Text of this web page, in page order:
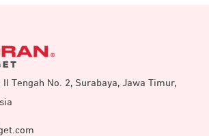
II Tengah No. 2, Surabaya, Jawa Timur,